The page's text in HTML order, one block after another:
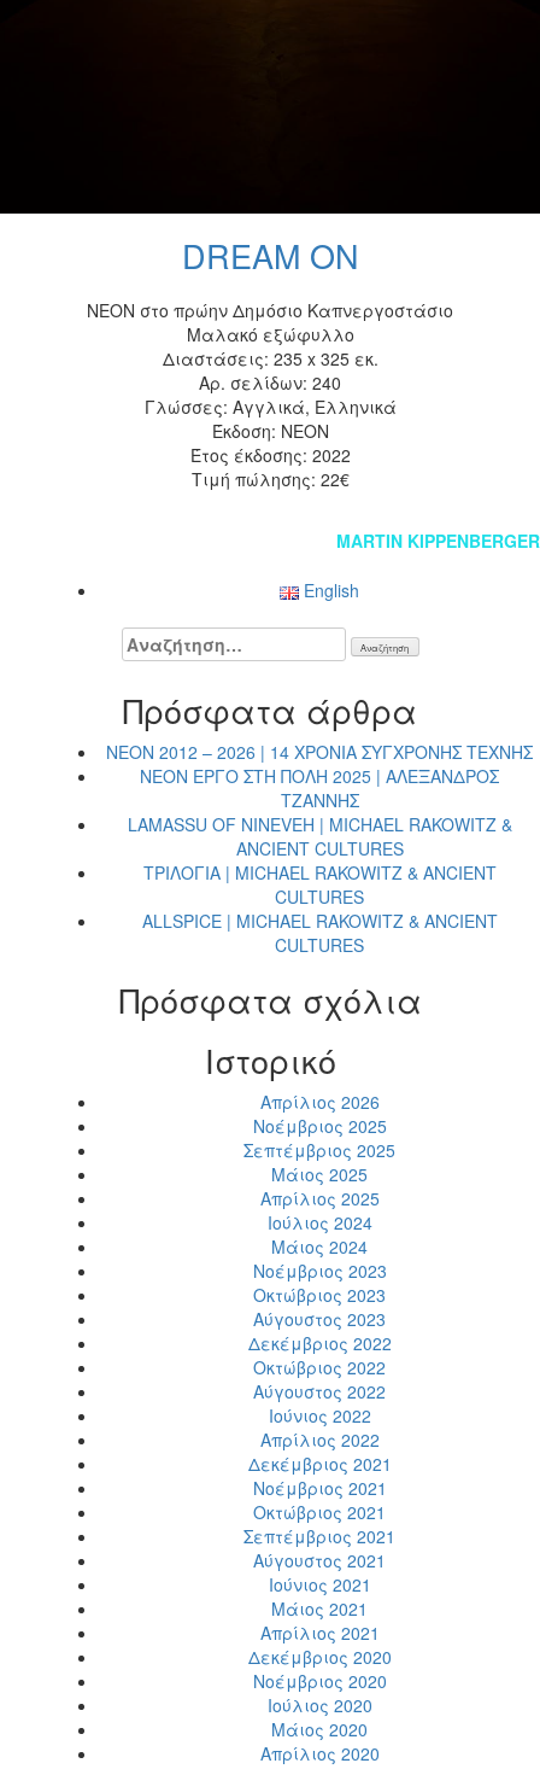
DREAM ON
NEON στο πρώην Δημόσιο Καπνεργοστάσιο
Μαλακό εξώφυλλο
Διαστάσεις: 235 x 325 εκ.
Αρ. σελίδων: 240
Γλώσσες: Αγγλικά, Ελληνικά
Έκδοση: NEON
Έτος έκδοσης: 2022
Τιμή πώλησης: 22€
άρθρων
MARTIN KIPPENBERGER
English
Αναζήτηση
για:
Πρόσφατα άρθρα
NEON 2012 – 2026 | 14 ΧΡΟΝΙΑ ΣΥΓΧΡΟΝΗΣ ΤΕΧΝΗΣ
NEON ΕΡΓΟ ΣΤΗ ΠΟΛΗ 2025 | ΑΛΕΞΑΝΔΡΟΣ
ΤΖΑΝΝΗΣ
LAMASSU OF NINEVEH | MICHAEL RAKOWITZ &
ANCIENT CULTURES
ΤΡΙΛΟΓΙΑ | MICHAEL RAKOWITZ & ANCIENT
CULTURES
ALLSPICE | MICHAEL RAKOWITZ & ANCIENT
CULTURES
Πρόσφατα σχόλια
Ιστορικό
Απρίλιος 2026
Νοέμβριος 2025
Σεπτέμβριος 2025
Μάιος 2025
Απρίλιος 2025
Ιούλιος 2024
Μάιος 2024
Νοέμβριος 2023
Οκτώβριος 2023
Αύγουστος 2023
Δεκέμβριος 2022
Οκτώβριος 2022
Αύγουστος 2022
Ιούνιος 2022
Απρίλιος 2022
Δεκέμβριος 2021
Νοέμβριος 2021
Οκτώβριος 2021
Σεπτέμβριος 2021
Αύγουστος 2021
Ιούνιος 2021
Μάιος 2021
Απρίλιος 2021
Δεκέμβριος 2020
Νοέμβριος 2020
Ιούλιος 2020
Μάιος 2020
Απρίλιος 2020